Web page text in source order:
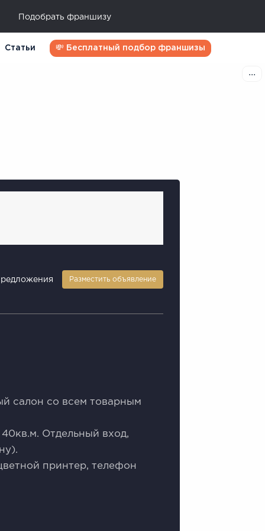
Подобрать франшизу
Статьи 💸 Бесплатный подбор франшизы
Разместить объявление
салон со всем товарным
Отдельный вход,
принтер, телефон